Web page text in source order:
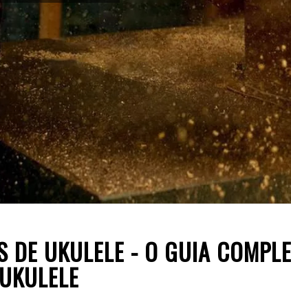
DE UKULELE - O GUIA